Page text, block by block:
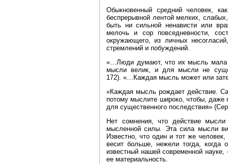
Обыкновенный средний человек,
беспрерывной лентой мелких,
быть ни сильной ненависти или
мелочь и сор повседневности,
окружающего, из личных
стремлений и побуждений.
«…Люди думают, что их мысль мала
мысли велик, и для мысли не
172). «…Каждая мысль может или
«Каждая мысль рождает действие.
потому мыслите широко, чтобы, даже
для существенного последствия»
Нет сомнения, что действие
мысленной силы. Эта сила мысли
Известно, что один и тот же
весит больше, нежели тогда,
известный нашей современной
ее материальность.